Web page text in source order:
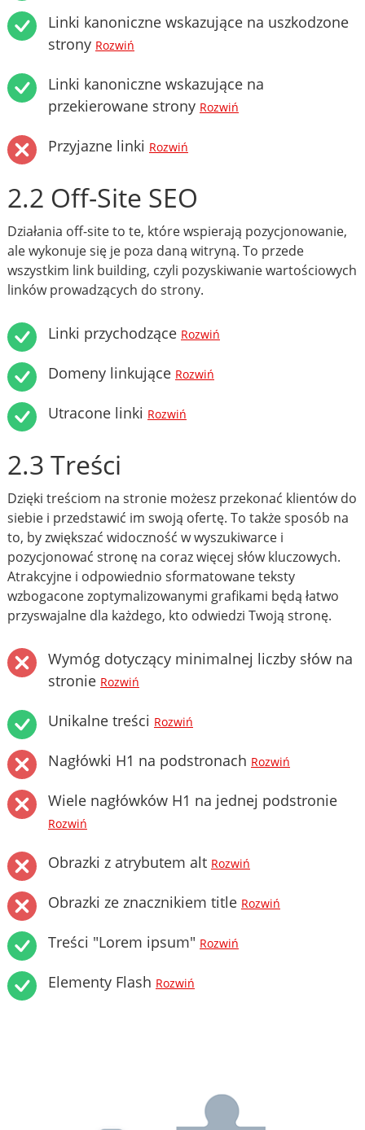
Linki kanoniczne wskazujące na uszkodzone
strony Rozwiń
Linki kanoniczne wskazujące na
przekierowane strony Rozwiń
Przyjazne linki Rozwiń
2.2 Off-Site SEO
Działania off-site to te, które wspierają pozycjonowanie,
ale wykonuje się je poza daną witryną. To przede
wszystkim link building, czyli pozyskiwanie wartościowych
linków prowadzących do strony.
Linki przychodzące Rozwiń
Domeny linkujące Rozwiń
Utracone linki Rozwiń
2.3 Treści
Dzięki treściom na stronie możesz przekonać klientów do
siebie i przedstawić im swoją ofertę. To także sposób na
to, by zwiększać widoczność w wyszukiwarce i
pozycjonować stronę na coraz więcej słów kluczowych.
Atrakcyjne i odpowiednio sformatowane teksty
wzbogacone zoptymalizowanymi grafikami będą łatwo
przyswajalne dla każdego, kto odwiedzi Twoją stronę.
Wymóg dotyczący minimalnej liczby słów na
stronie Rozwiń
Unikalne treści Rozwiń
Nagłówki H1 na podstronach Rozwiń
Wiele nagłówków H1 na jednej podstronie
Rozwiń
Obrazki z atrybutem alt Rozwiń
Obrazki ze znacznikiem title Rozwiń
Treści "Lorem ipsum" Rozwiń
Elementy Flash Rozwiń